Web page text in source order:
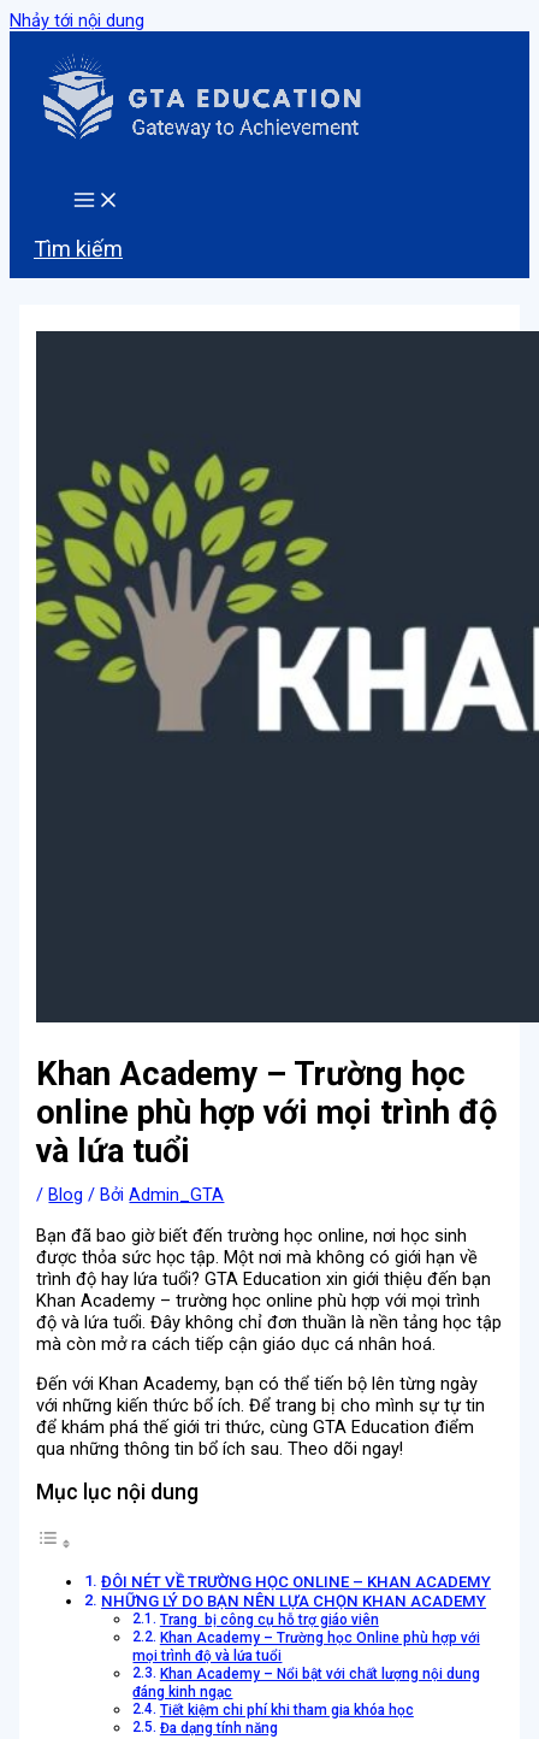
Nhảy tới nội dung
Tìm kiếm
Khan Academy – Trường học
online phù hợp với mọi trình độ
và lứa tuổi
/Blog / BởiAdmin_GTA
Bạn đã bao giờ biết đến trường học online, nơi học sinh
được thỏa sức học tập. Một nơi mà không có giới hạn về
trình độ hay lứa tuổi? GTA Education xin giới thiệu đến bạn
Khan Academy – trường học online phù hợp với mọi trình
độ và lứa tuổi. Đây không chỉ đơn thuần là nền tảng học tập
mà còn mở ra cách tiếp cận giáo dục cá nhân hoá.
Đến với Khan Academy, bạn có thể tiến bộ lên từng ngày
với những kiến thức bổ ích. Để trang bị cho mình sự tự tin
để khám phá thế giới tri thức, cùng GTA Education điểm
qua những thông tin bổ ích sau. Theo dõi ngay!
Mục lục nội dung
ĐÔI NÉT VỀ TRƯỜNG HỌC ONLINE – KHAN ACADEMY
NHỮNG LÝ DO BẠN NÊN LỰA CHỌN KHAN ACADEMY
Trang bị công cụ hỗ trợ giáo viên
Khan Academy – Trường học Online phù hợp với
mọi trình độ và lứa tuổi
Khan Academy – Nổi bật với chất lượng nội dung
đáng kinh ngạc
Tiết kiệm chi phí khi tham gia khóa học
Đa dạng tính năng